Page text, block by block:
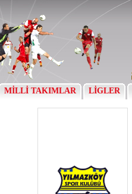
MİLLİ TAKIMLAR LİGLER